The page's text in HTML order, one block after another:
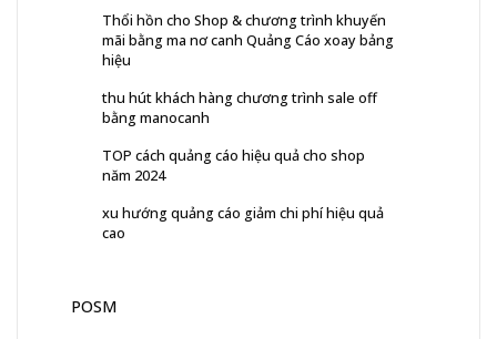
Thổi hồn cho Shop & chương trình khuyến
mãi bằng ma nơ canh Quảng Cáo xoay bảng
hiệu
thu hút khách hàng chương trình sale off
bằng manocanh
TOP cách quảng cáo hiệu quả cho shop
năm 2024
xu hướng quảng cáo giảm chi phí hiệu quả
cao
POSM